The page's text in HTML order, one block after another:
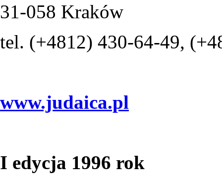
31-058 Kraków
tel. (+4812) 430-64-49,
www.judaica.pl
I edycja 1996 rok